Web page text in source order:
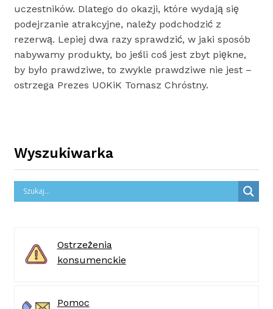
uczestników. Dlatego do okazji, które wydają się
podejrzanie atrakcyjne, należy podchodzić z
rezerwą. Lepiej dwa razy sprawdzić, w jaki sposób
nabywamy produkty, bo jeśli coś jest zbyt piękne,
by było prawdziwe, to zwykle prawdziwe nie jest –
ostrzega Prezes UOKiK Tomasz Chróstny.
Wyszukiwarka
Ostrzeżenia
konsumenckie
Pomoc